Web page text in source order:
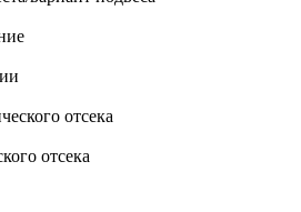
отсека
отсека